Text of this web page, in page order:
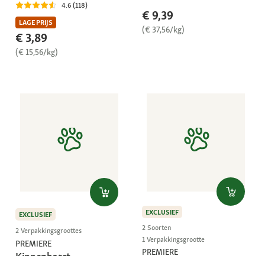
4.6 (118)
LAGE PRIJS
€ 3,89
(€ 15,56/kg)
€ 9,39
(€ 37,56/kg)
EXCLUSIEF
2 Verpakkingsgroottes
PREMIERE
EXCLUSIEF
2 Soorten
1 Verpakkingsgrootte
PREMIERE